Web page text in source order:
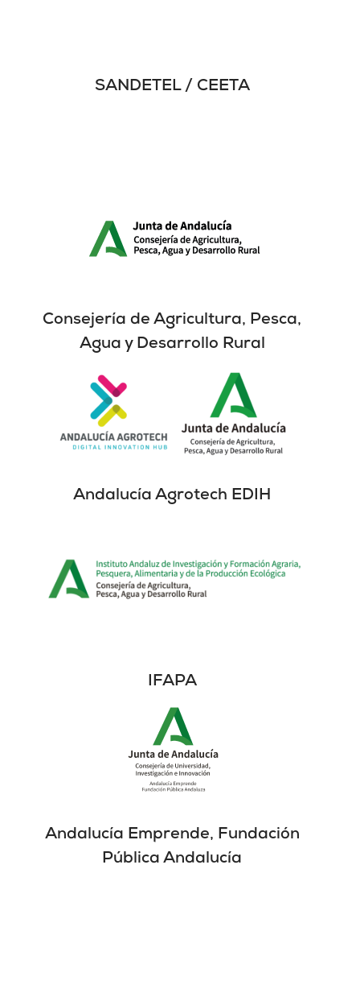
SANDETEL / CEETA
Consejería de Agricultura, Pesca,
Agua y Desarrollo Rural
Andalucía Agrotech EDIH
IFAPA
Andalucía Emprende, Fundación
Pública Andalucía